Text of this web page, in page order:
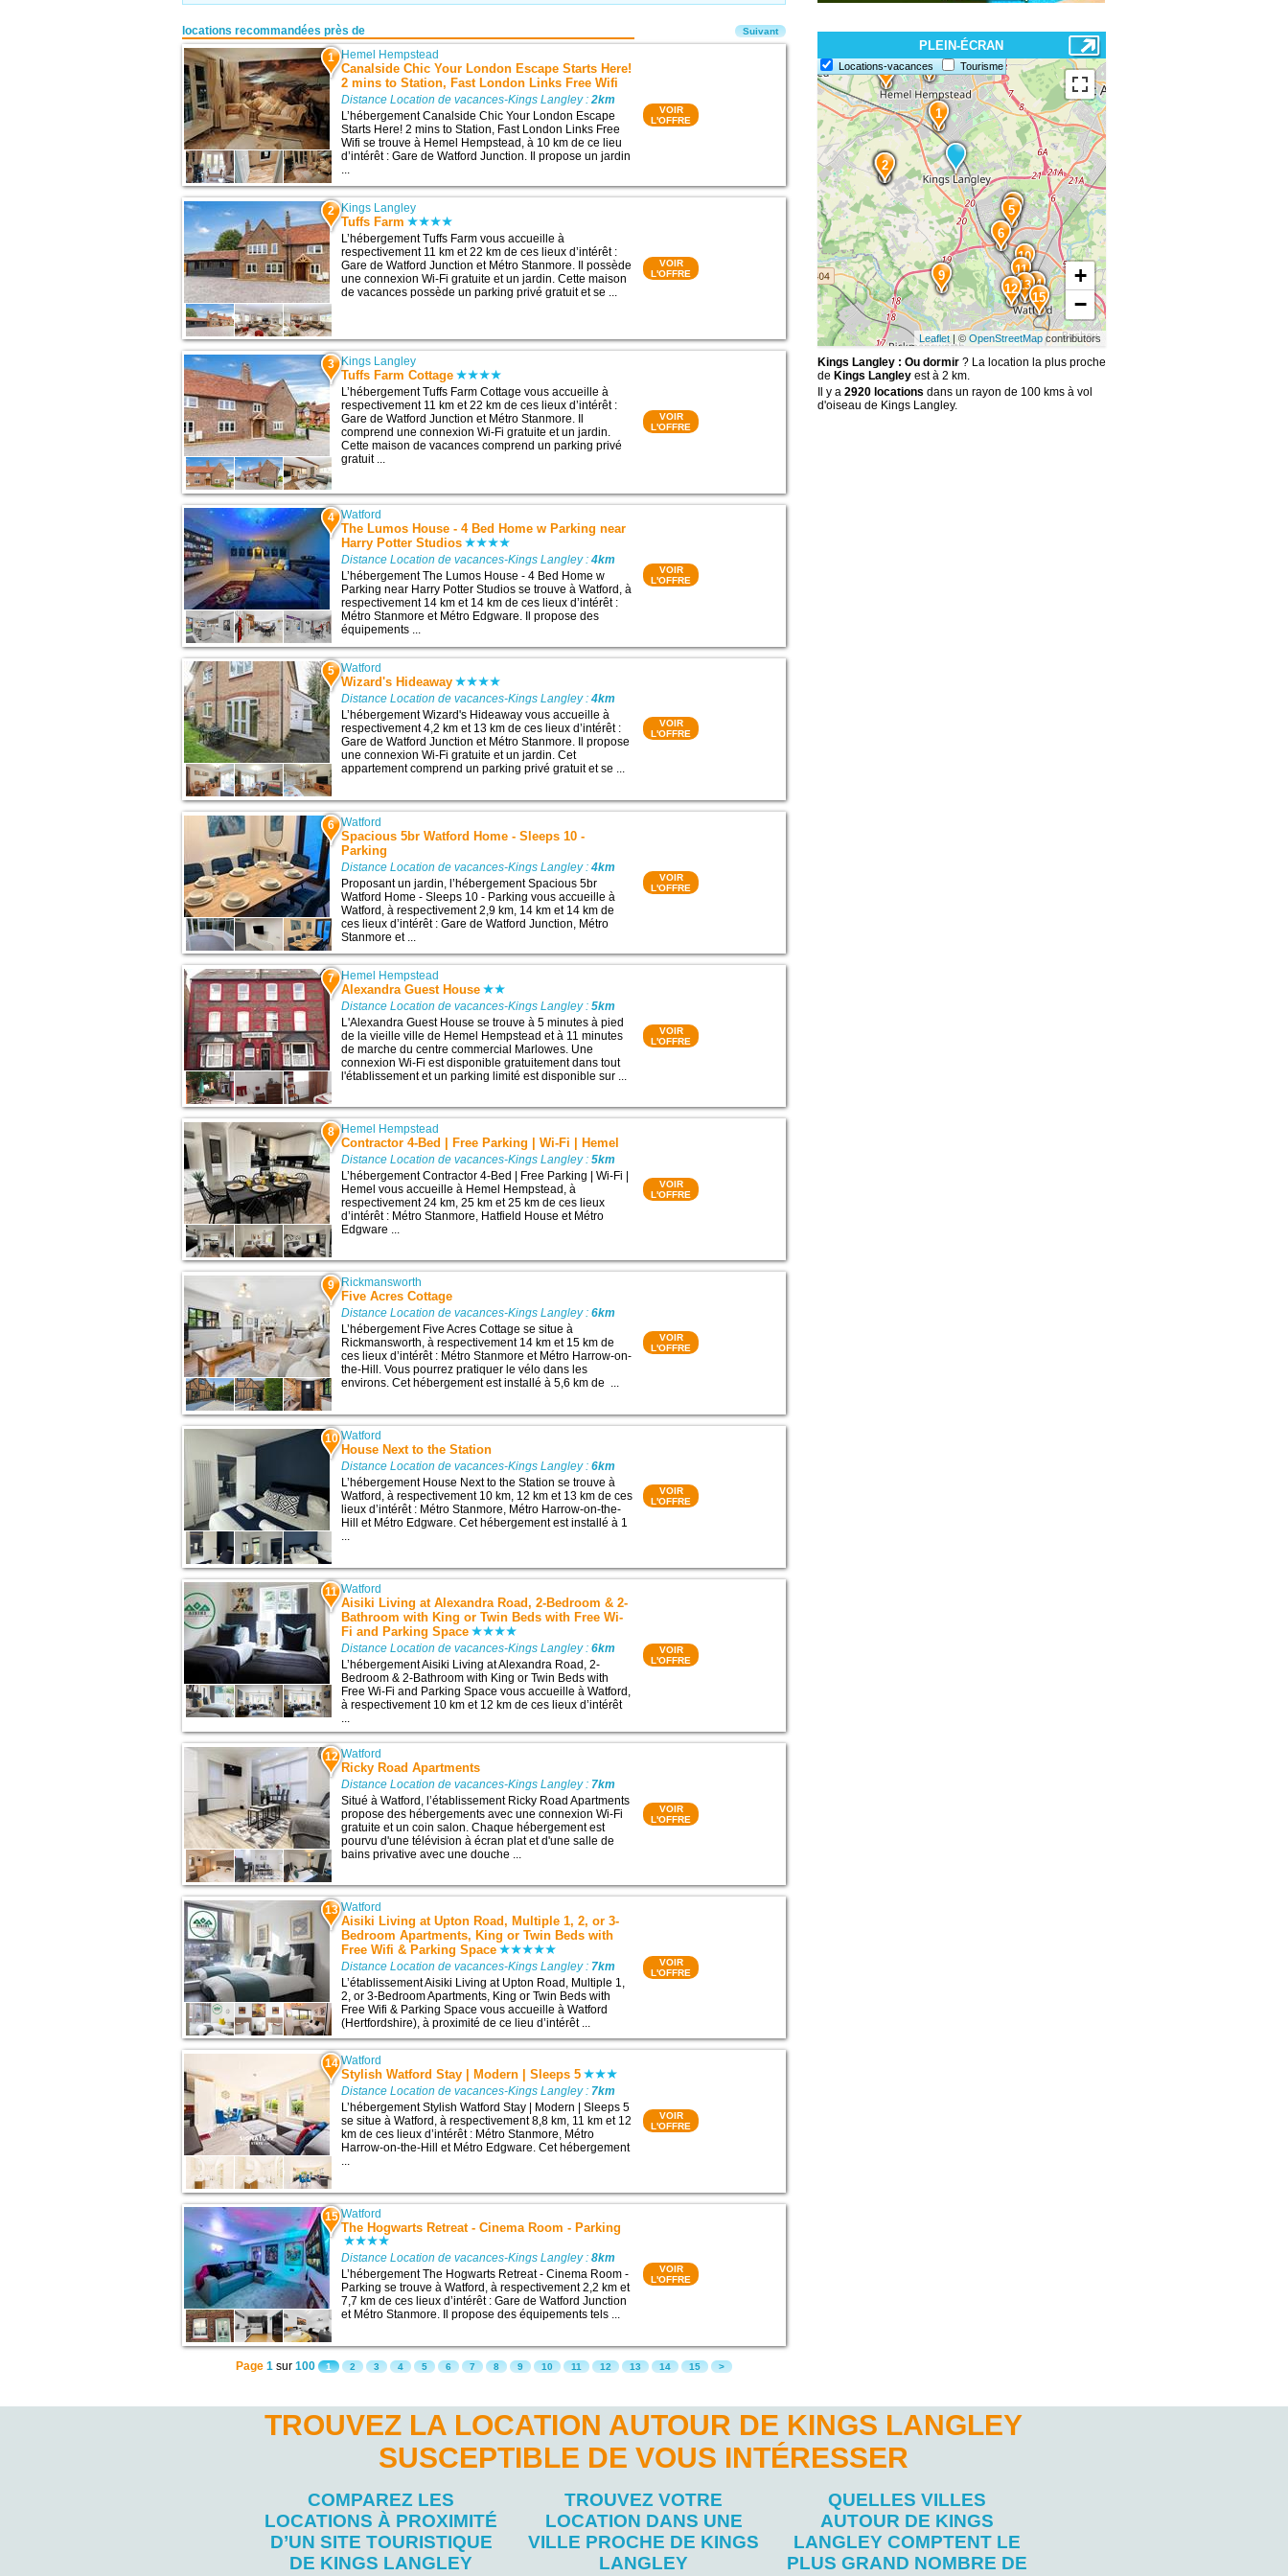
locations recommandées près de
1 Hemel Hempstead
Canalside Chic Your London Escape Starts Here!
2 mins to Station, Fast London Links Free Wifi
Distance Location de vacances-Kings Langley :2km
L’hébergement Canalside Chic Your London Escape
Starts Here! 2 mins to Station, Fast London Links Free
Wifi se trouve à Hemel Hempstead, à 10 km de ce lieu
d’intérêt : Gare de Watford Junction. Il propose un jardin
VOIR
L'OFFRE
2 Kings Langley
Tuffs Farm
L’hébergement Tuffs Farm vous accueille à
respectivement 11 km et 22 km de ces lieux d’intérêt :
Gare de Watford Junction et Métro Stanmore. Il possède
une connexion Wi-Fi gratuite et un jardin. Cette maison
de vacances possède un parking privé gratuit et se ...
VOIR
L'OFFRE
3 Kings Langley
Tuffs Farm Cottage
L’hébergement Tuffs Farm Cottage vous accueille à
respectivement 11 km et 22 km de ces lieux d’intérêt :
Gare de Watford Junction et Métro Stanmore. Il
comprend une connexion Wi-Fi gratuite et un jardin.
Cette maison de vacances comprend un parking privé
gratuit ...
VOIR
L'OFFRE
4 Watford
The Lumos House - 4 Bed Home w Parking near
Harry Potter Studios
Distance Location de vacances-Kings Langley :4km
L’hébergement The Lumos House - 4 Bed Home w
Parking near Harry Potter Studios se trouve à Watford, à
respectivement 14 km et 14 km de ces lieux d’intérêt :
Métro Stanmore et Métro Edgware. Il propose des
équipements ...
VOIR
L'OFFRE
5 Watford
Wizard's Hideaway
Distance Location de vacances-Kings Langley :4km
L’hébergement Wizard's Hideaway vous accueille à
respectivement 4,2 km et 13 km de ces lieux d’intérêt :
Gare de Watford Junction et Métro Stanmore. Il propose
une connexion Wi-Fi gratuite et un jardin. Cet
appartement comprend un parking privé gratuit et se ...
VOIR
L'OFFRE
6 Watford
Spacious 5br Watford Home - Sleeps 10 -
Parking
Distance Location de vacances-Kings Langley :4km
Proposant un jardin, l’hébergement Spacious 5br
Watford Home - Sleeps 10 - Parking vous accueille à
Watford, à respectivement 2,9 km, 14 km et 14 km de
ces lieux d’intérêt : Gare de Watford Junction, Métro
Stanmore et ...
VOIR
L'OFFRE
7 Hemel Hempstead
Alexandra Guest House
Distance Location de vacances-Kings Langley :5km
L'Alexandra Guest House se trouve à 5 minutes à pied
de la vieille ville de Hemel Hempstead et à 11 minutes
de marche du centre commercial Marlowes. Une
connexion Wi-Fi est disponible gratuitement dans tout
l'établissement et un parking limité est disponible sur ...
VOIR
L'OFFRE
8 Hemel Hempstead
Contractor 4-Bed | Free Parking | Wi-Fi | Hemel
Distance Location de vacances-Kings Langley :5km
L’hébergement Contractor 4-Bed | Free Parking | Wi-Fi |
Hemel vous accueille à Hemel Hempstead, à
respectivement 24 km, 25 km et 25 km de ces lieux
d’intérêt : Métro Stanmore, Hatfield House et Métro
Edgware ...
VOIR
L'OFFRE
9 Rickmansworth
Five Acres Cottage
Distance Location de vacances-Kings Langley :6km
L’hébergement Five Acres Cottage se situe à
Rickmansworth, à respectivement 14 km et 15 km de
ces lieux d’intérêt : Métro Stanmore et Métro Harrow-on-
the-Hill. Vous pourrez pratiquer le vélo dans les
environs. Cet hébergement est installé à 5,6 km de ...
VOIR
L'OFFRE
10 Watford
House Next to the Station
Distance Location de vacances-Kings Langley :6km
L’hébergement House Next to the Station se trouve à
Watford, à respectivement 10 km, 12 km et 13 km de ces
lieux d’intérêt : Métro Stanmore, Métro Harrow-on-the-
Hill et Métro Edgware. Cet hébergement est installé à 1
...
VOIR
L'OFFRE
11 Watford
Aisiki Living at Alexandra Road, 2-Bedroom & 2-
Bathroom with King or Twin Beds with Free Wi-
Fi and Parking Space
Distance Location de vacances-Kings Langley :6km
L’hébergement Aisiki Living at Alexandra Road, 2-
Bedroom & 2-Bathroom with King or Twin Beds with
Free Wi-Fi and Parking Space vous accueille à Watford,
à respectivement 10 km et 12 km de ces lieux d’intérêt
...
VOIR
L'OFFRE
12 Watford
Ricky Road Apartments
Distance Location de vacances-Kings Langley : 7km
Situé à Watford, l’établissement Ricky Road Apartments
propose des hébergements avec une connexion Wi-Fi
gratuite et un coin salon. Chaque hébergement est
pourvu d'une télévision à écran plat et d'une salle de
bains privative avec une douche ...
VOIR
L'OFFRE
13 Watford
Aisiki Living at Upton Road, Multiple 1, 2, or 3-
Bedroom Apartments, King or Twin Beds with
Free Wifi & Parking Space
Distance Location de vacances-Kings Langley : 7km
L’établissement Aisiki Living at Upton Road, Multiple 1,
2, or 3-Bedroom Apartments, King or Twin Beds with
Free Wifi & Parking Space vous accueille à Watford
(Hertfordshire), à proximité de ce lieu d’intérêt ...
VOIR
L'OFFRE
14 Watford
Stylish Watford Stay | Modern | Sleeps 5
Distance Location de vacances-Kings Langley : 7km
L’hébergement Stylish Watford Stay | Modern | Sleeps 5
se situe à Watford, à respectivement 8,8 km, 11 km et 12
km de ces lieux d’intérêt : Métro Stanmore, Métro
Harrow-on-the-Hill et Métro Edgware. Cet hébergement
...
VOIR
L'OFFRE
15 Watford
The Hogwarts Retreat - Cinema Room - Parking
Distance Location de vacances-Kings Langley :8km
L’hébergement The Hogwarts Retreat - Cinema Room -
Parking se trouve à Watford, à respectivement 2,2 km et
7,7 km de ces lieux d’intérêt : Gare de Watford Junction
et Métro Stanmore. Il propose des équipements tels ...
VOIR
L'OFFRE
Suivant
Page 1 sur 100 1 2 3 4 5 6 7 8 9 10 11 12 13 14 15 >
PLEIN-ÉCRAN
Locations-vacances Tourisme
15
14
13
12
11
10
9
8
7
6
54
3
2
1
+
−
Leaflet | ©OpenStreetMap contributors
Kings Langley : Ou dormir? La location la plus proche
de Kings Langleyest à 2 km.
Il y a 2920 locations dans un rayon de 100 kms à vol
d'oiseau de Kings Langley.
TROUVEZ LA LOCATION AUTOUR DE KINGS LANGLEY
SUSCEPTIBLE DE VOUS INTÉRESSER
COMPAREZ LES
LOCATIONS À PROXIMITÉ
D’UN SITE TOURISTIQUE
DE KINGS LANGLEY
TROUVEZ VOTRE
LOCATION DANS UNE
VILLE PROCHE DE KINGS
LANGLEY
QUELLES VILLES
AUTOUR DE KINGS
LANGLEY COMPTENT LE
PLUS GRAND NOMBRE DE